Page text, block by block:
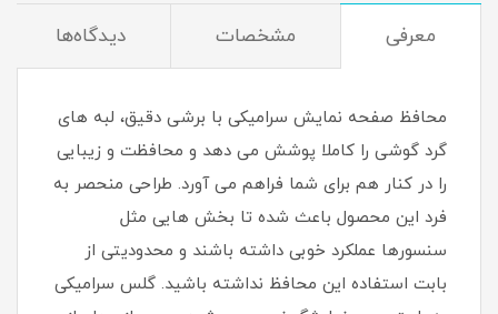
معرفی مشخصات دیدگاه‌ها
محافظ صفحه نمایش سرامیکی با برشی دقیق، لبه های
گرد گوشی را کاملا پوشش می دهد و محافظت و زیبایی
را در کنار هم برای شما فراهم می آورد. طراحی منحصر به
فرد این محصول باعث شده تا بخش هایی مثل
سنسورها عملکرد خوبی داشته باشند و محدودیتی از
بابت استفاده این محافظ نداشته باشید. گلس سرامیکی